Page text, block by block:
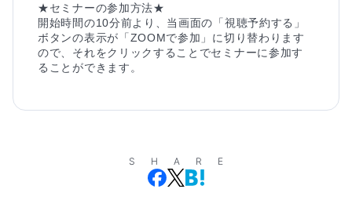
★セミナーの参加方法★
開始時間の10分前より、当画面の「視聴予約する」
ボタンの表示が「ZOOMで参加」に切り替わります
ので、それをクリックすることでセミナーに参加す
ることができます。
SHARE